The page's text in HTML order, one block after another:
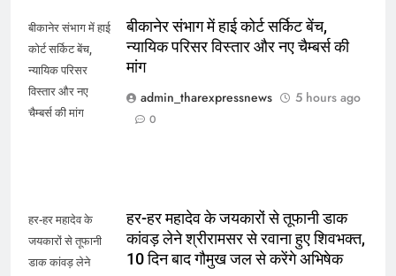
बीकानेर संभाग में हाई
कोर्ट सर्किट बेंच,
न्यायिक परिसर
विस्तार और नए
चैम्बर्स की मांग
बीकानेर संभाग में हाई कोर्ट सर्किट बेंच,
न्यायिक परिसर विस्तार और नए चैम्बर्स की
मांग
admin_tharexpressnews
5 hours ago
0
हर-हर महादेव के
जयकारों से तूफानी
डाक कांवड़ लेने
हर-हर महादेव के जयकारों से तूफानी डाक
कांवड़ लेने श्रीरामसर से रवाना हुए शिवभक्त,
10 दिन बाद गौमुख जल से करेंगे अभिषेक